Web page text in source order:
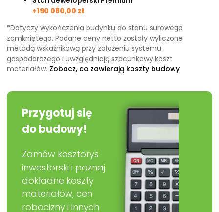
+190 080,00 zł
*Dotyczy wykończenia budynku do stanu surowego
zamkniętego. Podane ceny netto zostały wyliczone
metodą wskaźnikową przy założeniu systemu
gospodarczego i uwzględniają szacunkowy koszt
materiałów. Zobacz, co zawierają koszty budowy
Przygotuj się
do budowy!
Zamów kosztorys
inwestorski i poznaj
dokładne koszty
materiałów, cen
robocizny i innych